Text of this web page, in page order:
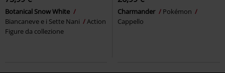
Botanical Snow White
Biancaneve e i Sette Nani
Action
Figure da collezione
Charmander
Pokémon
Cappello